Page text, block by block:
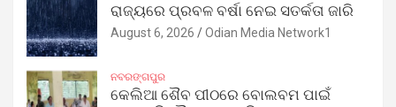
ରାଜ୍ୟରେ ପ୍ରବଳ ବର୍ଷା ନେଇ ସତର୍କତା ଜାରି
August 6, 2026 Odian Media Network1
ନବରଙ୍ଗପୁର
କେଲିଆ ଶୈବ ପୀଠରେ ବୋଲବମ ପାଇଁ